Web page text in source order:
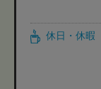
休日・休暇